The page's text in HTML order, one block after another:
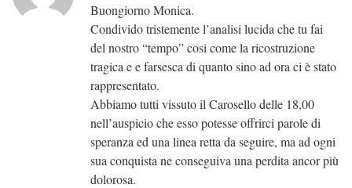
Buongiorno Monica.
Condivido tristemente l’analisi lucida che tu fai
del nostro “tempo” cosi come la ricostruzione
tragica e e farsesca di quanto sino ad ora ci è stato
rappresentato.
Abbiamo tutti vissuto il Carosello delle 18,00
nell’auspicio che esso potesse offrirci parole di
speranza ed una linea retta da seguire, ma ad ogni
sua conquista ne conseguiva una perdita ancor più
dolorosa.